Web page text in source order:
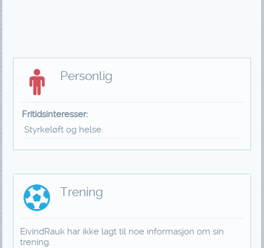
Personlig
Fritidsinteresser:
Styrkeløft og helse.
Trening
EivindRauk har ikke lagt til noe informasjon om sin
trening.